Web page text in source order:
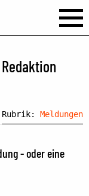
Rubrik: Meldungen
- oder eine